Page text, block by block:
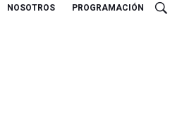
NOSOTROS PROGRAMACIÓN